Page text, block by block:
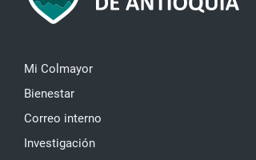
Mi Colmayor
Bienestar
Correo interno
Investigación